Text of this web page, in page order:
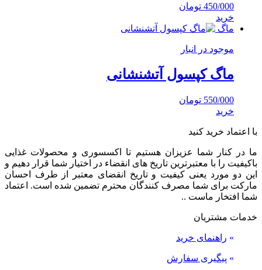
450/000 تومان
خرید
ماگ
موجود در انبار
ماگ کپسول آتشنشانی
550/000 تومان
خرید
با اعتماد خرید کنید
ما در کنار شما عزیزان هستیم تا اکسسوری و محصولات غذایی
باکیفیت را با معتبرترین تاریخ های انقضاء در اختیار شما قرار دهیم و
این دو مورد یعنی کیفیت و تاریخ انقضای معتبر از طرف احسان
مارکت برای شما مصرف کنندگان محترم تضمین شده است. اعتماد
شما افتخار ماست ..
خدمات مشتریان
» راهنمای خرید
» پیگیری سفارش